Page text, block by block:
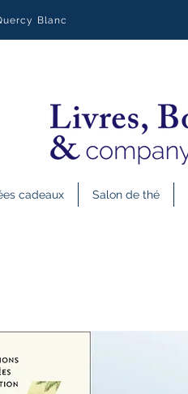
Blanc
cadeaux Salon de thé